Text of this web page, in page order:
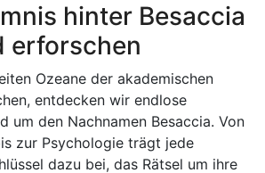
hinter Besaccia
erforschen
Ozeane der akademischen
entdecken wir endlose
um den Nachnamen Besaccia. Von
zur Psychologie trägt jede
dazu bei, das Rätsel um ihre